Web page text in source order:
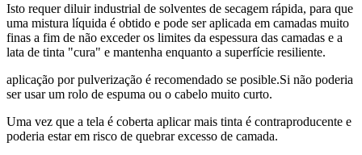
Isto requer diluir industrial de solventes de secagem rápida, para que
uma mistura líquida é obtido e pode ser aplicada em camadas muito
finas a fim de não exceder os limites da espessura das camadas e a
lata de tinta "cura" e mantenha enquanto a superfície resiliente.
aplicação por pulverização é recomendado se posible.Si não poderia
ser usar um rolo de espuma ou o cabelo muito curto.
Uma vez que a tela é coberta aplicar mais tinta é contraproducente e
poderia estar em risco de quebrar excesso de camada.